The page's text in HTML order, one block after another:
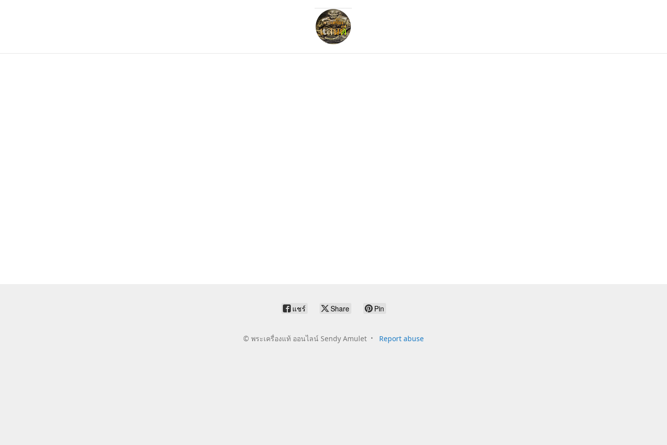
แชร์ Share Pin
© พระเครื่องแท้ ออนไลน์ Sendy Amulet Report abuse